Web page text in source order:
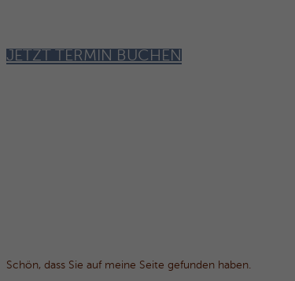
JETZT TERMIN BUCHEN
Schön, dass Sie auf meine Seite gefunden haben.